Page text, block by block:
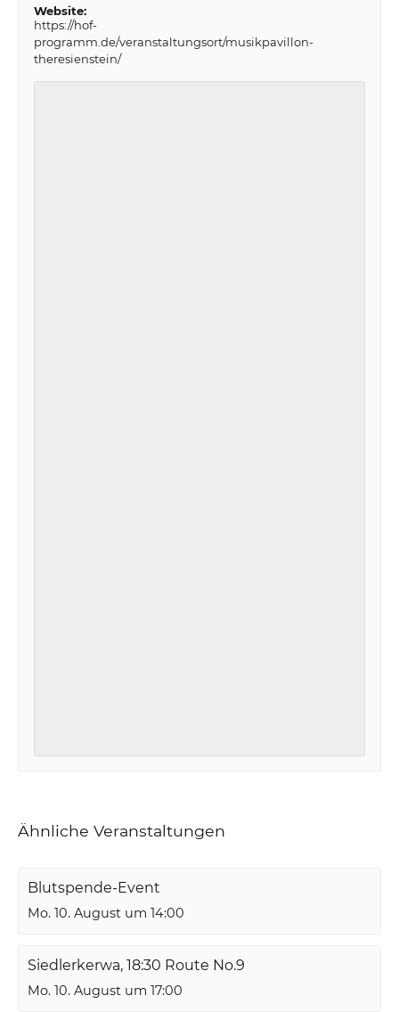
Website:
https://hof-
programm.de/veranstaltungsort/musikpavillon-
theresienstein/
Ähnliche Veranstaltungen
Blutspende-Event
Mo. 10. August um 14:00
Siedlerkerwa, 18:30 Route No.9
Mo. 10. August um 17:00